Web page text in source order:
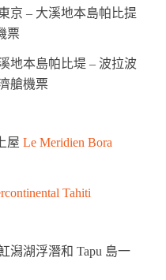
京 – 大溪地本島帕比提
票
地本島帕比堤 – 波拉波
艙機票
屋 Le Meridien Bora
Tahiti
潟湖浮潛和 Tapu 島一